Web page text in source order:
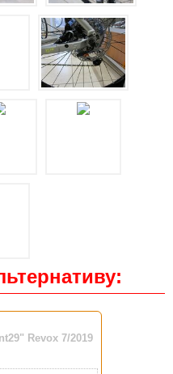
Revox 7/2019